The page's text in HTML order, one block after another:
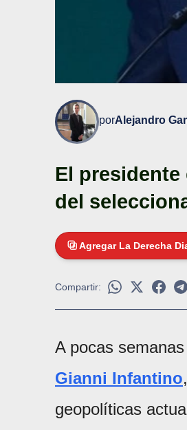
porAlejandro
El presidente
del
Agregar La Derecha
Compartir:
A pocas
Gianni Infantino
geopolíticas